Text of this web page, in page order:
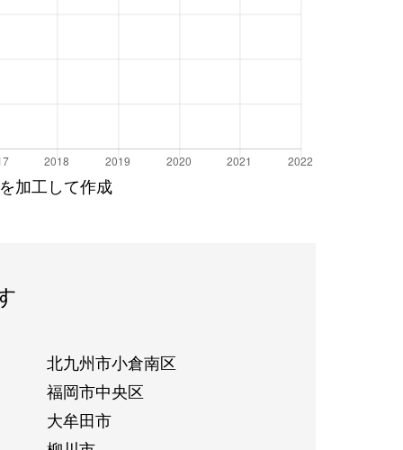
加工して作成
北九州市小倉南区
福岡市中央区
大牟田市